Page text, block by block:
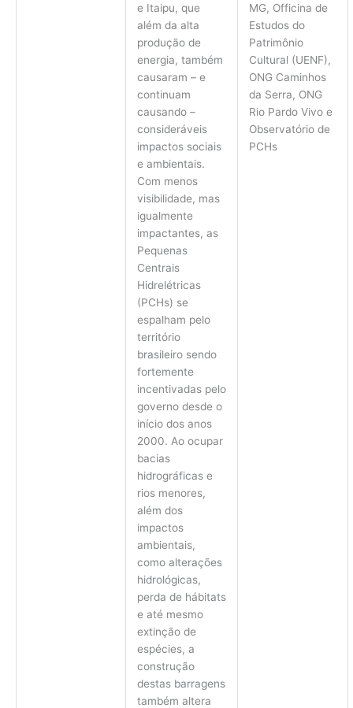
e Itaipu, que
além da alta
produção de
energia, também
causaram – e
continuam
causando –
consideráveis
impactos sociais
e ambientais.
Com menos
visibilidade, mas
igualmente
impactantes, as
Pequenas
Centrais
Hidrelétricas
(PCHs) se
espalham pelo
território
brasileiro sendo
fortemente
incentivadas pelo
governo desde o
início dos anos
2000. Ao ocupar
bacias
hidrográficas e
rios menores,
além dos
impactos
ambientais,
como alterações
hidrológicas,
perda de hábitats
e até mesmo
extinção de
espécies, a
construção
destas barragens
também altera
MG, Officina de
Estudos do
Patrimônio
Cultural (UENF),
ONG Caminhos
da Serra, ONG
Rio Pardo Vivo e
Observatório de
PCHs